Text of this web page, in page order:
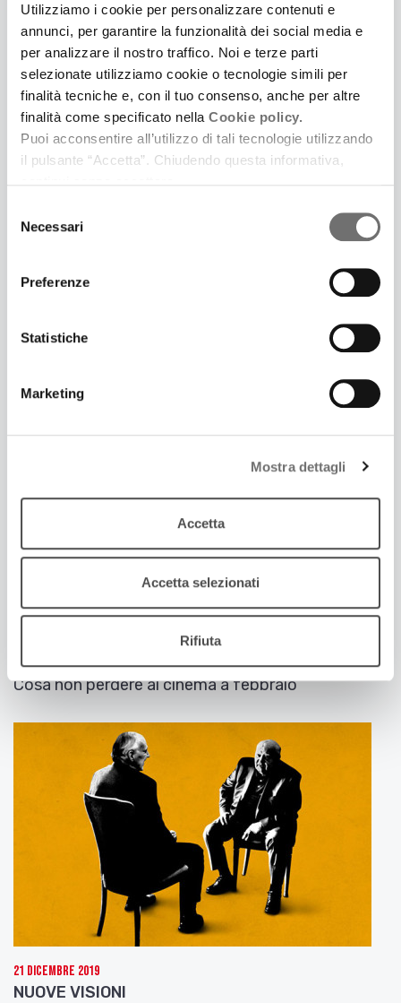
Utilizziamo i cookie per personalizzare contenuti e
annunci, per garantire la funzionalità dei social media e
per analizzare il nostro traffico. Noi e terze parti
selezionate utilizziamo cookie o tecnologie simili per
finalità tecniche e, con il tuo consenso, anche per altre
finalità come specificato nella Cookie policy.
Puoi acconsentire all’utilizzo di tali tecnologie utilizzando
il pulsante “Accetta”. Chiudendo questa informativa,
delNecessari
Preferenze
Statistiche
Marketing
Mostra dettagli
Accetta
Accetta selezionati
Rifiuta
Cosa non perdere in sala a gennaio
NUOVE VISIONI
NUOVE VISIONI
Cosa non perdere al cinema a febbraio
21 Dicembre 2019
NUOVE VISIONI